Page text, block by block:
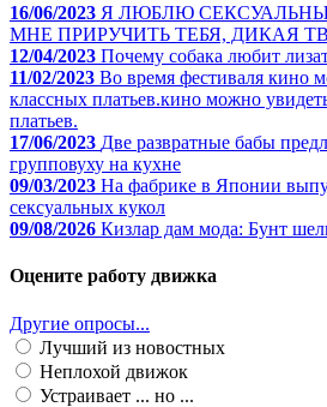
16/06/2023 Я ЛЮБЛЮ
МНЕ ПРИРУЧИТЬ ТЕБЯ, ДИКАЯ
12/04/2023 Почему собака любит
11/02/2023 Во время фестиваля кино
классных платьев.кино можно
платьев.
17/06/2023 Две развратные бабы
групповуху на кухне
09/03/2023 На фабрике в Японии
сексуальных кукол
09/08/2026 Кизлар дам мода: Бунт
Оцените работу движка
Другие опросы...
Лучший из новостных
Неплохой движок
Устраивает ... но ...